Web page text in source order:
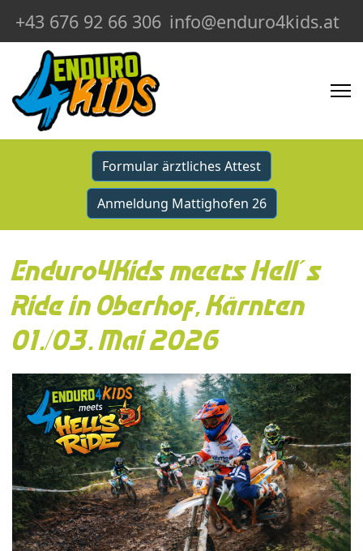
+43 676 92 66 306 info@enduro4kids.at
Formular ärztliches Attest
Anmeldung Mattighofen 26
Enduro4Kids meets Hell´s
Ride in Oberhof, Kärnten
01./03. Mai 2026